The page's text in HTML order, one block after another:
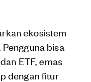
ekosistem
bisa
ETF, emas
dengan fitur